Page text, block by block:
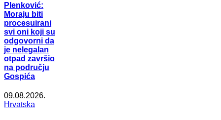
Plenković:
Moraju biti
procesuirani
svi oni koji su
odgovorni da
je nelegalan
otpad završio
na području
Gospića
09.08.2026.
Hrvatska